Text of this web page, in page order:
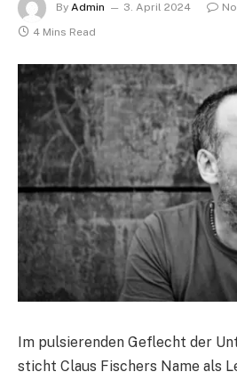
By Admin 3. April 2024
4 Mins Read
Im pulsierenden Geflecht der
sticht Claus Fischers Name als